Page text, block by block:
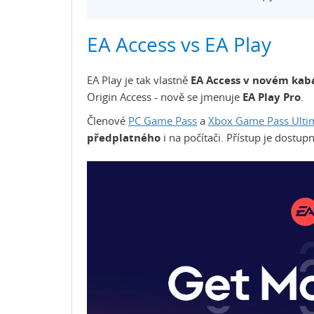
EA Access vs EA Play
EA Play je tak vlastně EA Access v novém
Origin Access - nově se jmenuje EA Play Pro.
Členové PC Game Pass a Xbox Game Pass
předplatného i na počítači. Přístup je